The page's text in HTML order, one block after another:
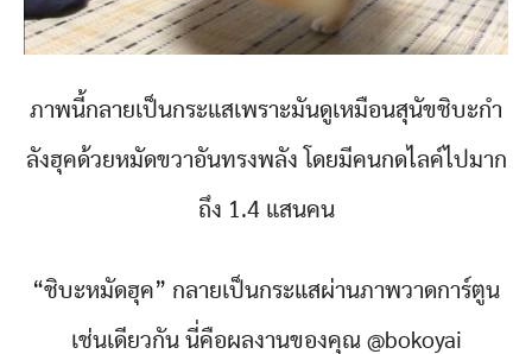
ภาพนี้กลายเป็นกระแสเพราะมันดูเหมือนสุนัขชิบะกำ
ลังฮุคด้วยหมัดขวาอันทรงพลัง โดยมีคนกดไลค์ไปมาก
ถึง 1.4 แสนคน
“ชิบะหมัดฮุค” กลายเป็นกระแสผ่านภาพวาดการ์ตูน
เช่นเดียวกัน นี่คือผลงานของคุณ @bokoyai